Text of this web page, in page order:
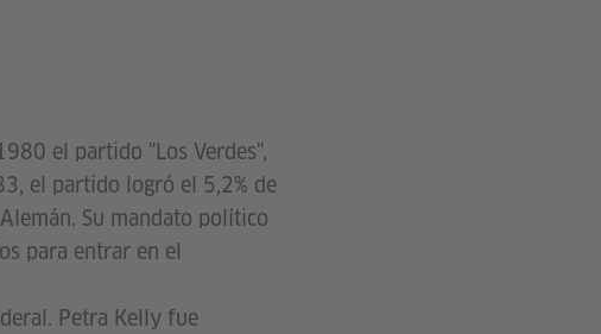
el partido "Los Verdes",
el partido logró el 5,2% de
Su mandato político
para entrar en el
Petra Kelly fue